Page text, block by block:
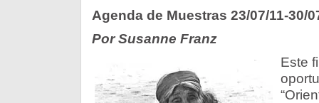
Agenda de Muestras 23/07/11-30/
Por Susanne Franz
Este